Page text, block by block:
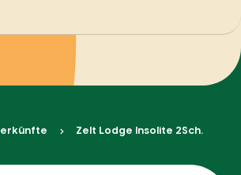
Zelt Lodge Insolite 2Sch.